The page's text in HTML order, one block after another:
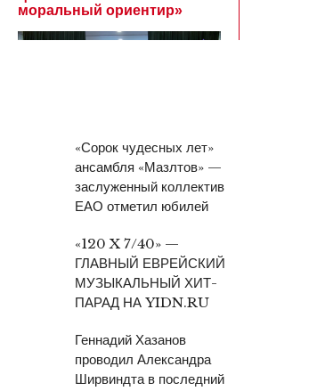
«Сорок чудесных лет»
ансамбля «Мазлтов» —
заслуженный коллектив
ЕАО отметил юбилей
«120 X 7/40» —
ГЛАВНЫЙ ЕВРЕЙСКИЙ
МУЗЫКАЛЬНЫЙ ХИТ-
ПАРАД НА YIDN.RU
Геннадий Хазанов
проводил Александра
Ширвиндта в последний